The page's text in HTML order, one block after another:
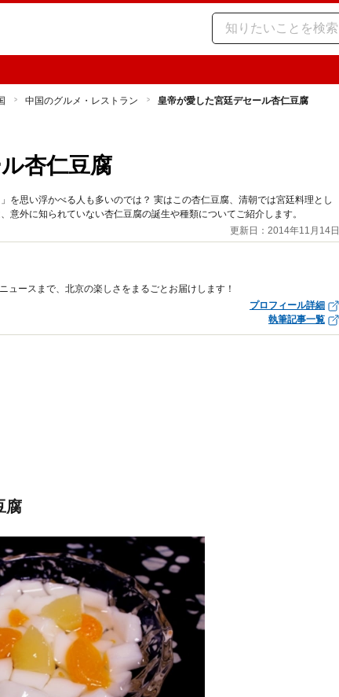
中国のグルメ・レストラン 皇帝が愛した宮廷デセール杏仁豆腐
杏仁豆腐
を思い浮かべる人も多いのでは？ 実はこの杏仁豆腐、清朝では宮廷料理とし
外に知られていない杏仁豆腐の誕生や種類についてご紹介します。
更新日：2014年11月14日
ュースまで、北京の楽しさをまるごとお届けします！
プロフィール詳細
執筆記事一覧
腐